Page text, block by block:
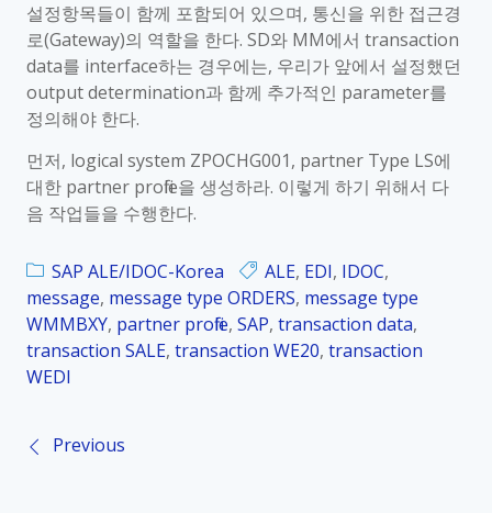
설정항목들이 함께 포함되어 있으며, 통신을 위한 접근경
로(Gateway)의 역할을 한다. SD와 MM에서 transaction
data를 interface하는 경우에는, 우리가 앞에서 설정했던
output determination과 함께 추가적인 parameter를
정의해야 한다.
먼저, logical system ZPOCHG001, partner Type LS에
대한 partner profile을 생성하라. 이렇게 하기 위해서 다
음 작업들을 수행한다.
SAP ALE/IDOC-Korea ALE, EDI, IDOC,
message, message type ORDERS, message type
WMMBXY, partner profile, SAP, transaction data,
transaction SALE, transaction WE20, transaction
WEDI
P
Previous